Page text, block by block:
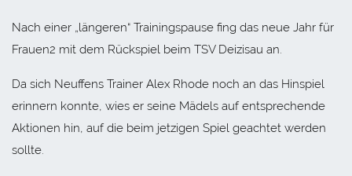
Nach einer „längeren“ Trainingspause fing das neue Jahr für
Frauen2 mit dem Rückspiel beim TSV Deizisau an.
Da sich Neuffens Trainer Alex Rhode noch an das Hinspiel
erinnern konnte, wies er seine Mädels auf entsprechende
Aktionen hin, auf die beim jetzigen Spiel geachtet werden
sollte.